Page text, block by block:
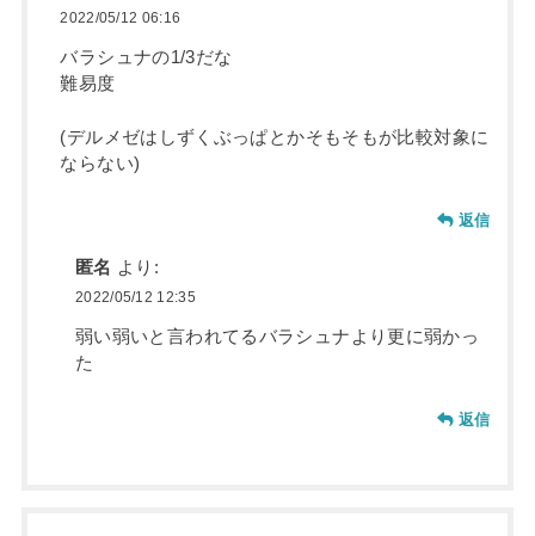
2022/05/12 06:16
バラシュナの1/3だな
難易度
(デルメゼはしずくぶっぱとかそもそもが比較対象に
ならない)
返信
匿名 より:
2022/05/12 12:35
弱い弱いと言われてるバラシュナより更に弱かっ
た
返信